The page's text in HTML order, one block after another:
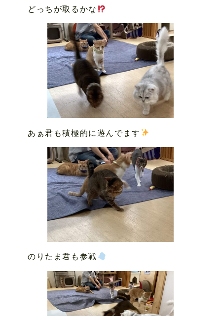
どっちが取るかな
あぁ君も積極的に遊んでます
のりたま君も参戦